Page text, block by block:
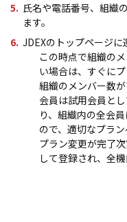
氏名や電話番号、組織
ます。
JDEXのトップページに
この時点で組織の
い場合は、すぐに
組織のメンバー数
会員は試用会員と
り、組織内の全会
ので、適切なプラ
プラン変更が完了
して登録され、全